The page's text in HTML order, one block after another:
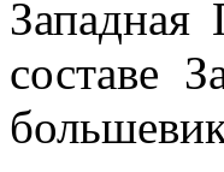
Западная
составе